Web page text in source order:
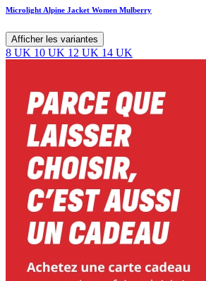
Microlight Alpine Jacket Women Mulberry
Afficher les variantes
8 UK 10 UK 12 UK 14 UK